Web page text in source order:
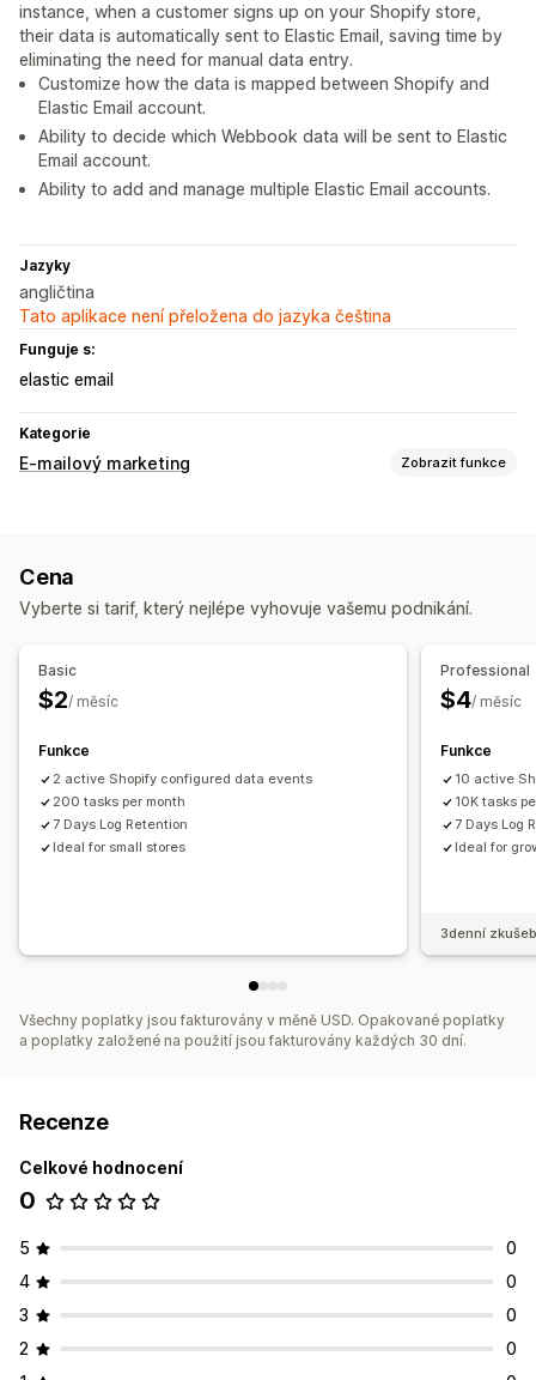
instance, when a customer signs up on your Shopify store,
their data is automatically sent to Elastic Email, saving time by
eliminating the need for manual data entry.
Customize how the data is mapped between Shopify and
Elastic Email account.
Ability to decide which Webbook data will be sent to Elastic
Email account.
Ability to add and manage multiple Elastic Email accounts.
Jazyky
angličtina
Tato aplikace není přeložena do jazyka čeština
Funguje s:
elastic email
Kategorie
E-mailový marketing Zobrazit funkce
Upsellingové e-maily
Doporučené produkty
E-mailové domény
Automatizace
Cena
Vyberte si tarif, který nejlépe vyhovuje vašemu podnikání.
Basic
$2/ měsíc
Funkce
2 active Shopify configured data events
200 tasks per month
7 Days Log Retention
Ideal for small stores
Professional
$4/ měsíc
Funkce
10 active
10K tasks
7 Days Log
Ideal for
3denní
Všechny poplatky jsou fakturovány v měně USD. Opakované poplatky
a poplatky založené na použití jsou fakturovány každých 30 dní.
Recenze
Celkové hodnocení
0
5
0
4
0
3
0
2
0